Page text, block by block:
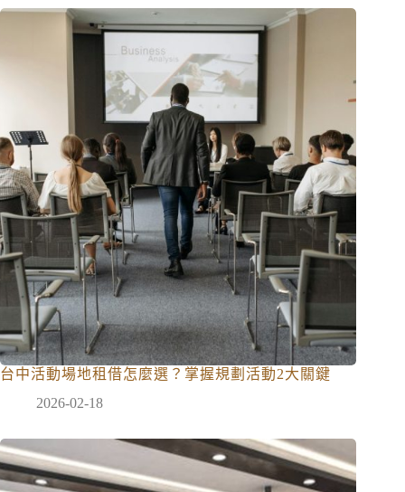
台中活動場地租借怎麼選？掌握規劃活動2大關鍵
2026-02-18